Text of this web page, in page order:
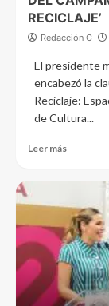
RECICLAJE’
Redacción C
El presidente
encabezó la
Reciclaje:
de Cultura...
Leer más